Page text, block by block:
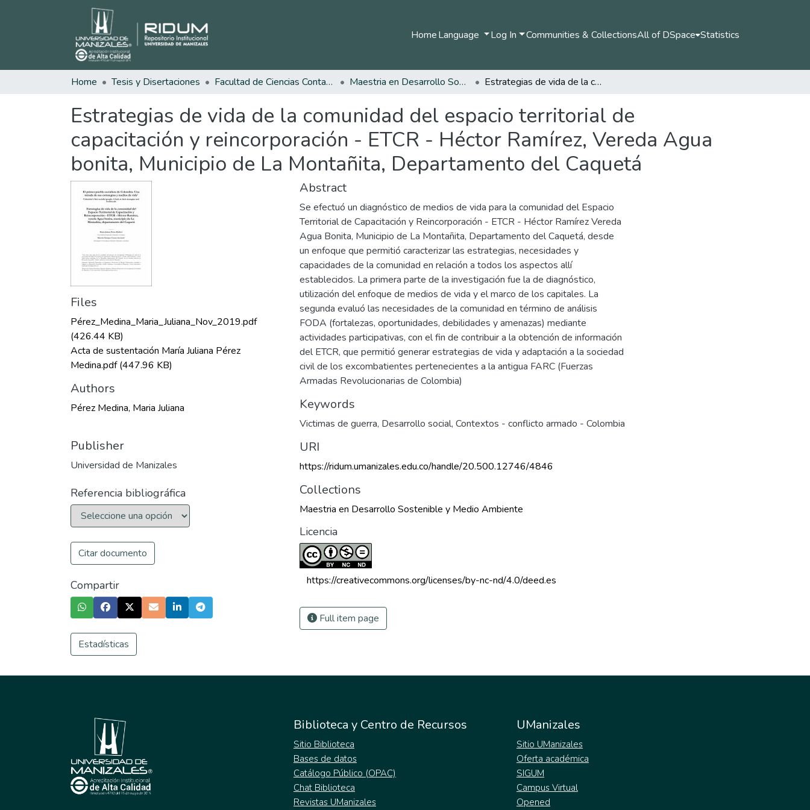
HomeLanguage Log In Communities & CollectionsAll of DSpace Statistics
Home Tesis y Disertaciones Facultad de Ciencias Contables Económicas y Administrativas Maestria en Desarrollo Sostenible y Medio Ambiente Estrategias de vida de la comunidad del espacio territorial de capacitación y reincorporación - ETCR - Héctor Ramírez, Vereda Agua bonita, Municipio de La Montañita, Departamento del Caquetá
Estrategias de vida de la comunidad del espacio territorial de
capacitación y reincorporación - ETCR - Héctor Ramírez, Vereda Agua
bonita, Municipio de La Montañita, Departamento del Caquetá
Files
Pérez_Medina_Maria_Juliana_Nov_2019.pdf
(426.44 KB)
Acta de sustentación María Juliana Pérez
Medina.pdf(447.96 KB)
Authors
Pérez Medina, Maria Juliana
Publisher
Universidad de Manizales
Referencia bibliográfica
Citar documento
Compartir
Estadísticas
Abstract
Se efectuó un diagnóstico de medios de vida para la comunidad del Espacio
Territorial de Capacitación y Reincorporación - ETCR - Héctor Ramírez Vereda
Agua Bonita, Municipio de La Montañita, Departamento del Caquetá, desde
un enfoque que permitió caracterizar las estrategias, necesidades y
capacidades de la comunidad en relación a todos los aspectos allí
establecidos. La primera parte de la investigación fue la de diagnóstico,
utilización del enfoque de medios de vida y el marco de los capitales. La
segunda evaluó las necesidades de la comunidad en término de análisis
FODA (fortalezas, oportunidades, debilidades y amenazas) mediante
actividades participativas, con el fin de contribuir a la obtención de información
del ETCR, que permitió generar estrategias de vida y adaptación a la sociedad
civil de los excombatientes pertenecientes a la antigua FARC (Fuerzas
Armadas Revolucionarias de Colombia)
Keywords
Victimas de guerra, Desarrollo social, Contextos - conflicto armado - Colombia
URI
https://ridum.umanizales.edu.co/handle/20.500.12746/4846
Collections
Maestria en Desarrollo Sostenible y Medio Ambiente
Licencia
https://creativecommons.org/licenses/by-nc-nd/4.0/deed.es
Full item page
Biblioteca y Centro de Recursos
Sitio Biblioteca
Bases de datos
Catálogo Público (OPAC)
Chat Biblioteca
Revistas UManizales
UManizales
Sitio UManizales
Oferta académica
SIGUM
Campus Virtual
Opened